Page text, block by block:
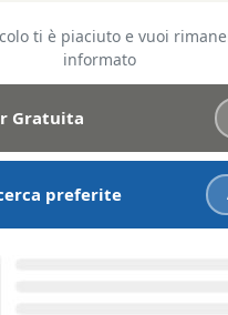
ti è piaciuto e vuoi
informato
Gratuita
preferite